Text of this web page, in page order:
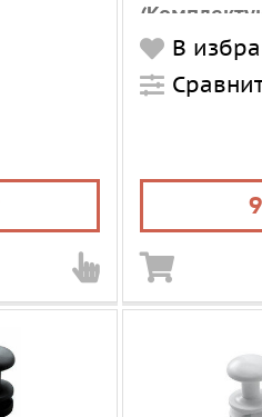
универсальная В